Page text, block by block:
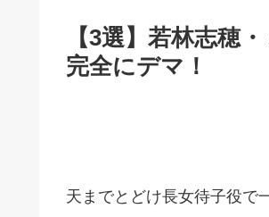
【3選】若林志穂
完全にデマ！
天までとどけ長女待子役で